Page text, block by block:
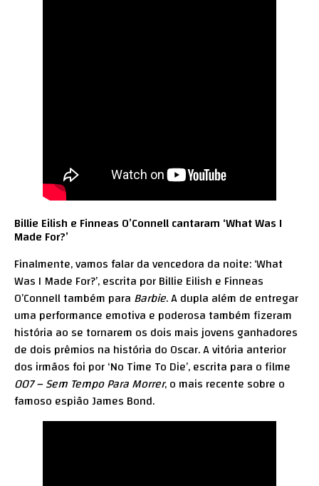
Billie Eilish e Finneas O’Connell cantaram ‘What Was I
Made For?’
Finalmente, vamos falar da vencedora da noite: ‘What
Was I Made For?’, escrita por Billie Eilish e Finneas
O’Connell também para Barbie. A dupla além de entregar
uma performance emotiva e poderosa também fizeram
história ao se tornarem os dois mais jovens ganhadores
de dois prêmios na história do Oscar. A vitória anterior
dos irmãos foi por ‘No Time To Die’, escrita para o filme
007 – Sem Tempo Para Morrer, o mais recente sobre o
famoso espião James Bond.